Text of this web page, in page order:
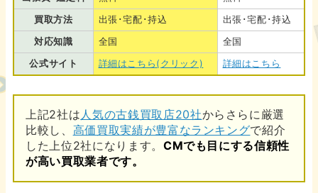
買取方法
出張･宅配･持込
出張･宅配･持込
対応知識
全国
全国
公式サイト
詳細はこちら(クリック) 詳細はこちら
上記2社は人気の古銭買取店20社からさらに厳選
比較し、 高価買取実績が豊富なランキングで紹介
した上位2社になります。 CMでも目にする信頼性
が高い買取業者です。